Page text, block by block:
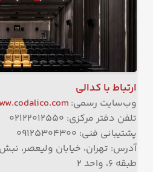
ارتباط با کدالی
وب‌سایت رسمی:
تلفن دفتر مرکزی: ۰۲۱۲۲۰۱۲۵۵۰
پشتیبانی فنی: ۰۹۱۲۵۳۰۴۳۰۰
آدرس: تهران، خیابان ولیعصر، نبش
طبقه ۶، واحد ۲